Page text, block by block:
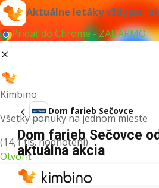
Aktuálne letáky vždy po
Pridať do Chrome - ZADARMO
Kimbino
Všetky ponuky na jednom mieste
(14,1 tis. hodnotení)
Otvoriť
Dom farieb Sečovce
Dom farieb Sečovce
aktuálna akcia